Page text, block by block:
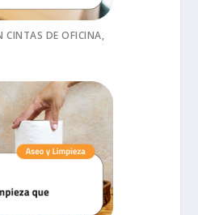
CINTAS DE OFICINA,